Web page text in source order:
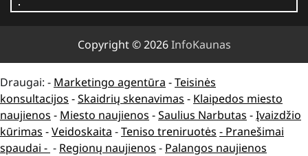
Copyright © 2026InfoKaunas
Draugai: - Marketingo agentūra -Teisinės
konsultacijos -Skaidrių skenavimas - Klaipedos miesto
naujienos - Miesto naujienos -Saulius Narbutas -Įvaizdžio
kūrimas -Veidoskaita -Teniso treniruotės - Pranešimai
spaudai - - Regionų naujienos - Palangos naujienos